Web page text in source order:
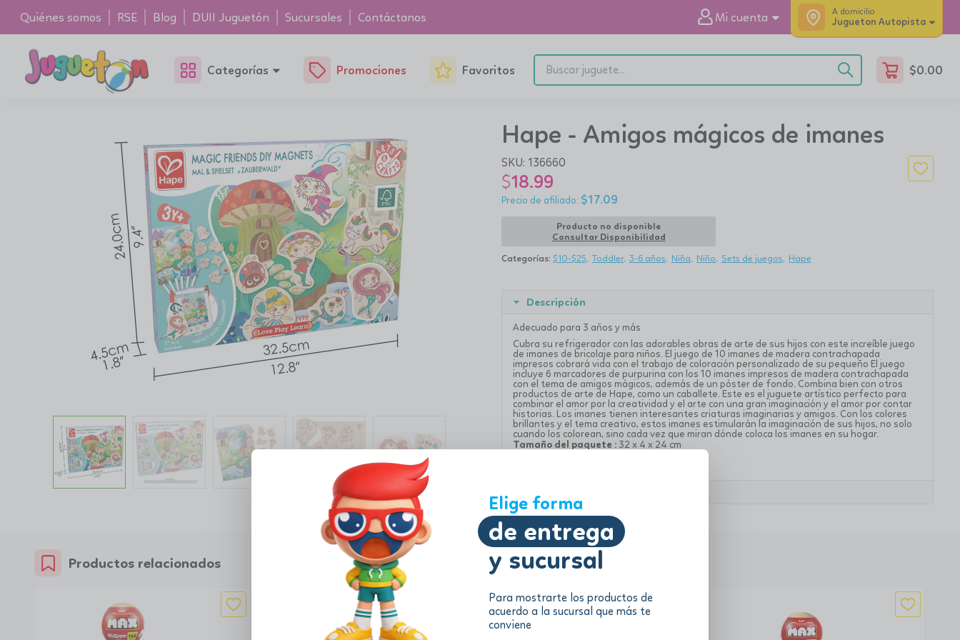
Elige forma
de entrega
y sucursal
Para mostrarte los productos de
acuerdo a la sucursal que más te
conviene
Quiénes somos RSE Blog DUII Juguetón Sucursales Contáctanos Mi cuenta A domicilio
Jugueton Autopista
Categorías Promociones Favoritos $0.00
Hape - Amigos mágicos de imanes
SKU: 136660
$18.99
$17.09
Producto no disponible
Consultar Disponibilidad
Categorías: $10-$25 Toddler 3-6 años Niña Niño Sets de juegos Hape
Descripción
Adecuado para 3 años y más
Cubra su refrigerador con las adorables obras de arte de sus hijos con este increíble juego
de imanes de bricolaje para niños. El juego de 10 imanes de madera contrachapada
impresos cobrará vida con el trabajo de coloración personalizado de su pequeño El juego
incluye 6 marcadores de purpurina con los 10 imanes impresos de madera contrachapada
con el tema de amigos mágicos, además de un póster de fondo. Combina bien con otros
productos de arte de Hape, como un caballete. Este es el juguete artístico perfecto para
combinar el amor por la creatividad y el arte con una gran imaginación y el amor por contar
historias. Los imanes tienen interesantes criaturas imaginarias y amigos. Con los colores
brillantes y el tema creativo, estos imanes estimularán la imaginación de sus hijos, no solo
cuando los colorean, sino cada vez que miran dónde coloca los imanes en su hogar.
Tamaño del paquete : 32 x 4 x 24 cm
Productos relacionados